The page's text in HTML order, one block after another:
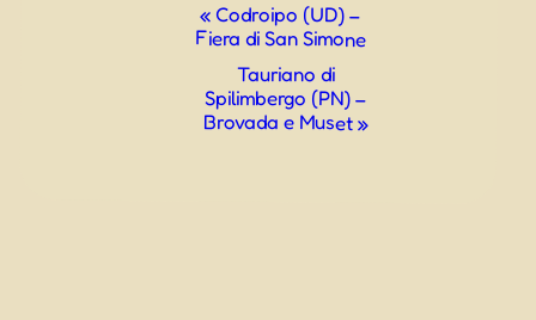
Navigazione
« Codroipo (UD) –
Fiera di San Simone
Tauriano di
Spilimbergo (PN) –
Brovada e Muset»